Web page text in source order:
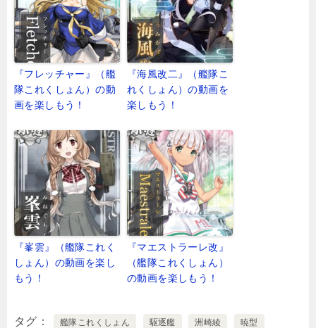
『フレッチャー』（艦
隊これくしょん）の動
画を楽しもう！
『海風改二』（艦隊こ
れくしょん）の動画を
楽しもう！
『峯雲』（艦隊これく
しょん）の動画を楽し
もう！
『マエストラーレ改』
（艦隊これくしょん）
の動画を楽しもう！
タグ 艦隊これくしょん 駆逐艦 洲崎綾 暁型